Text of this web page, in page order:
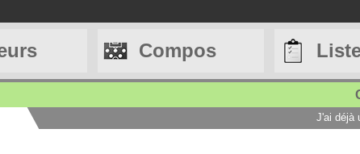
Compos
J'ai déjà